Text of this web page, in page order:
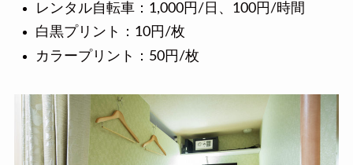
レンタル自転車：1,000円/日、100円/時間
白黒プリント：10円/枚
カラープリント：50円/枚